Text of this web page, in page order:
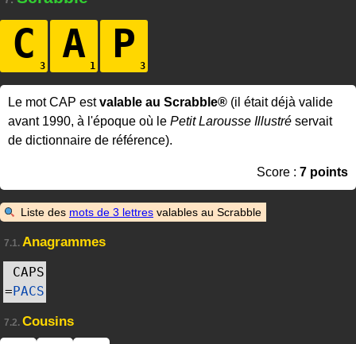
C A P
Le mot CAP estvalable au Scrabble® (il était déjà valide
avant 1990, à l'époque où le Petit Larousse Illustré servait
de dictionnaire de référence).
Score : 7 points
Liste des mots de 3 lettres valables au Scrabble
7.1. Anagrammes
CAPS
=PACS
7.2. Cousins